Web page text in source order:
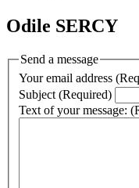
Odile SERCY
Send a message
Your email address
Subject (Required)
Text of your message: